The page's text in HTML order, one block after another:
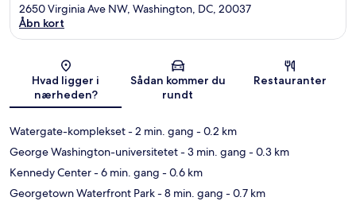
Kort
2650 Virginia Ave NW, Washington, DC, 20037
Åbn kort
Hvad ligger i
nærheden?
Sådan kommer du
rundt
Restauranter
Watergate-komplekset- 2 min. gang - 0.2 km
George Washington-universitetet- 3 min. gang - 0.3 km
Kennedy Center- 6 min. gang - 0.6 km
Georgetown Waterfront Park- 8 min. gang - 0.7 km